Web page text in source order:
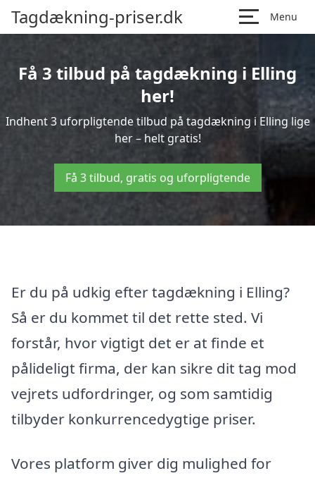
Tagdækning-priser.dk Menu
Få 3 tilbud på tagdækning i Elling
her!
Indhent 3 uforpligtende tilbud på tagdækning i Elling lige
her – helt gratis!
Få 3 tilbud, gratis og uforpligtende
Er du på udkig efter tagdækning i Elling?
Så er du kommet til det rette sted. Vi
forstår, hvor vigtigt det er at finde et
pålideligt firma, der kan sikre dit tag mod
vejrets udfordringer, og som samtidig
tilbyder konkurrencedygtige priser.
Vores platform giver dig mulighed for